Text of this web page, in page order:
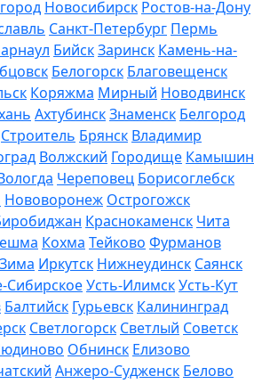
Новосибирск Ростов-на-Дону
Санкт-Петербург Пермь
БийскЗаринск Камень-на-
Белогорск Благовещенск
Коряжма Мирный Новодвинск
АхтубинскЗнаменск Белгород
Строитель Брянск Владимир
Волжский Городище Камышин
Череповец Борисоглебск
Нововоронеж Острогожск
Краснокаменск Чита
Кохма Тейково Фурманов
Зима Иркутск Нижнеудинск Саянск
СибирскоеУсть-ИлимскУсть-Кут
Балтийск Гурьевск Калининград
Светлогорск Светлый Советск
Обнинск Елизово
Анжеро-Судженск Белово